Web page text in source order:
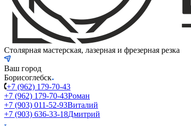
Столярная мастерская, лазерная и фрезерная резка
Ваш город
Борисоглебск
+7 (962) 179-70-43
+7 (962) 179-70-43Роман
+7 (903) 011-52-93Виталий
+7 (903) 636-33-18Дмитрий